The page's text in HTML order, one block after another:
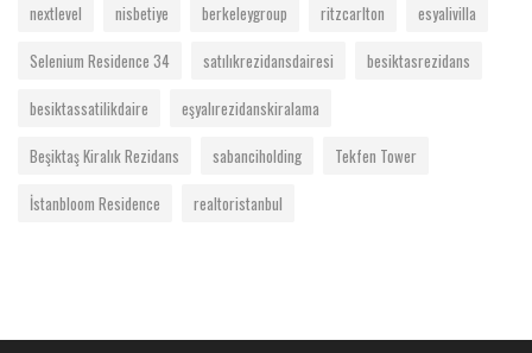
nextlevel nisbetiye berkeleygroup ritzcarlton
esyalivilla
Selenium Residence 34
satılıkrezidansdairesi
besiktasrezidans
besiktassatilikdaire
eşyalırezidanskiralama
Beşiktaş Kiralık Rezidans
sabanciholding
Tekfen Tower
İstanbloom Residence
realtoristanbul